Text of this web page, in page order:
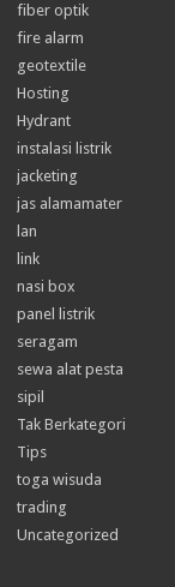
fiber optik
fire alarm
geotextile
Hosting
Hydrant
instalasi listrik
jacketing
jas alamamater
lan
link
nasi box
panel listrik
seragam
sewa alat pesta
sipil
Tak Berkategori
Tips
toga wisuda
trading
Uncategorized